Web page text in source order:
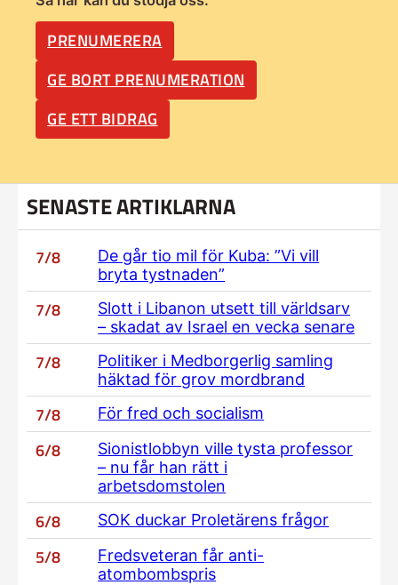
PRENUMERERA
GE BORT PRENUMERATION
GE ETT BIDRAG
SENASTE ARTIKLARNA
7/8
De går tio mil för Kuba: ”Vi vill
bryta tystnaden”
7/8
Slott i Libanon utsett till världsarv
– skadat av Israel en vecka senare
7/8
Politiker i Medborgerlig samling
häktad för grov mordbrand
7/8 För fred och socialism
6/8
Sionistlobbyn ville tysta professor
– nu får han rätt i
arbetsdomstolen
6/8 SOK duckar Proletärens frågor
5/8
Fredsveteran får anti-
atombombspris